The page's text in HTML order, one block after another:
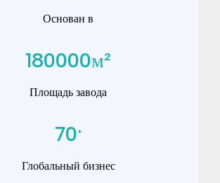
Основан в
180000м²
Площадь завода
70+
Глобальный бизнес